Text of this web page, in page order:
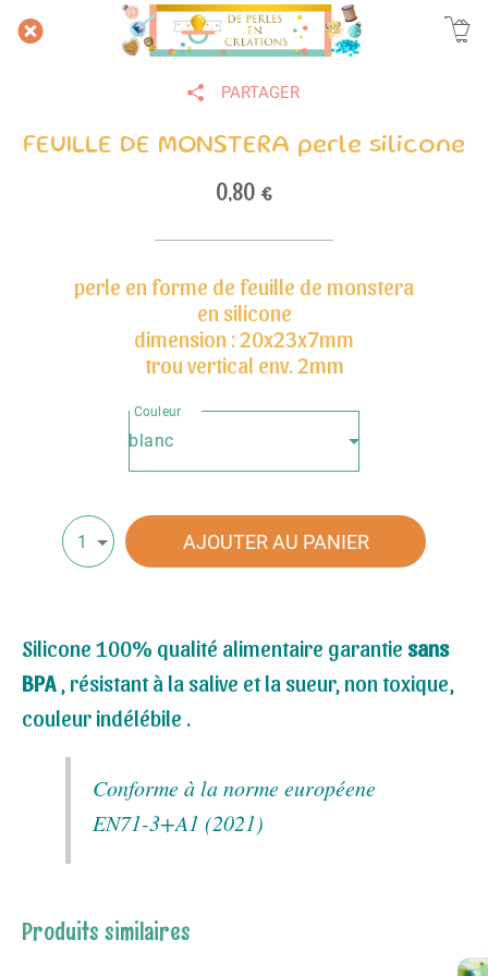
PARTAGER
FEUILLE DE MONSTERA perle silicone
0,80 €
perle en forme de feuille de monstera
en silicone
dimension : 20x23x7mm
trou vertical env. 2mm
Couleur
blanc
1 AJOUTER AU PANIER
Silicone 100% qualité alimentaire garantie sans
BPA, résistant à la salive et la sueur, non toxique,
couleur indélébile .
Conforme à la norme européene
EN71-3+A1 (2021)
Produits similaires